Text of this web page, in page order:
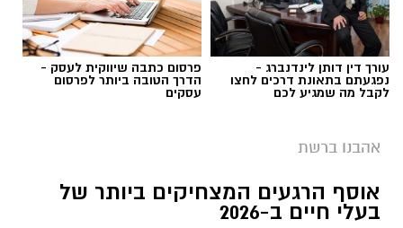
עורך דין דותן לינדנברג -
נפגעתם בתאונת דרכים לחצו
לקבל מה שמגיע לכם
פרסום כתבה שיווקית לעסק -
הדרך הטובה ביותר לפרסום
עסקים
אהבנו ברשת
אוסף הרגעים המצחיקים ביותר של
בעלי חיים ב-2026